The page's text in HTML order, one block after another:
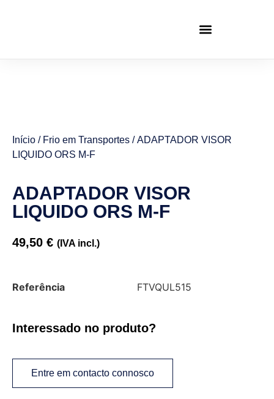
Início / Frio em Transportes / ADAPTADOR VISOR
LIQUIDO ORS M-F
ADAPTADOR VISOR
LIQUIDO ORS M-F
49,50 € (IVA incl.)
Referência FTVQUL515
Interessado no produto?
Entre em contacto connosco